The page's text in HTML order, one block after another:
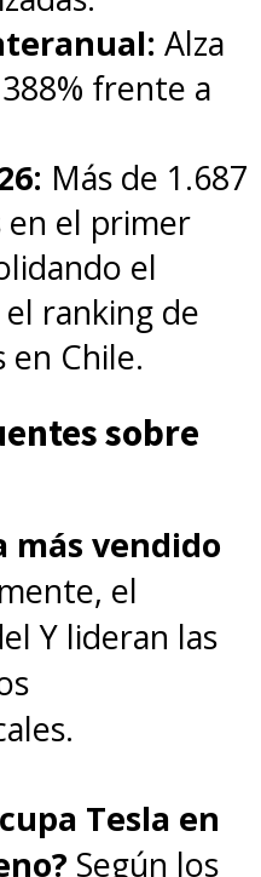
Alza
frente a
Más de 1.687
en el primer
el
ranking de
Chile.
sobre
más vendido
el
Y lideran las
Tesla en
Según los